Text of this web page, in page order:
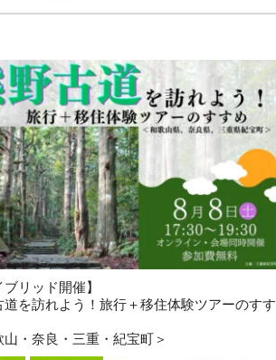
ブリッド開催】
道を訪れよう！旅行＋移住体験ツアーのすす
山・奈良・三重・紀宝町＞